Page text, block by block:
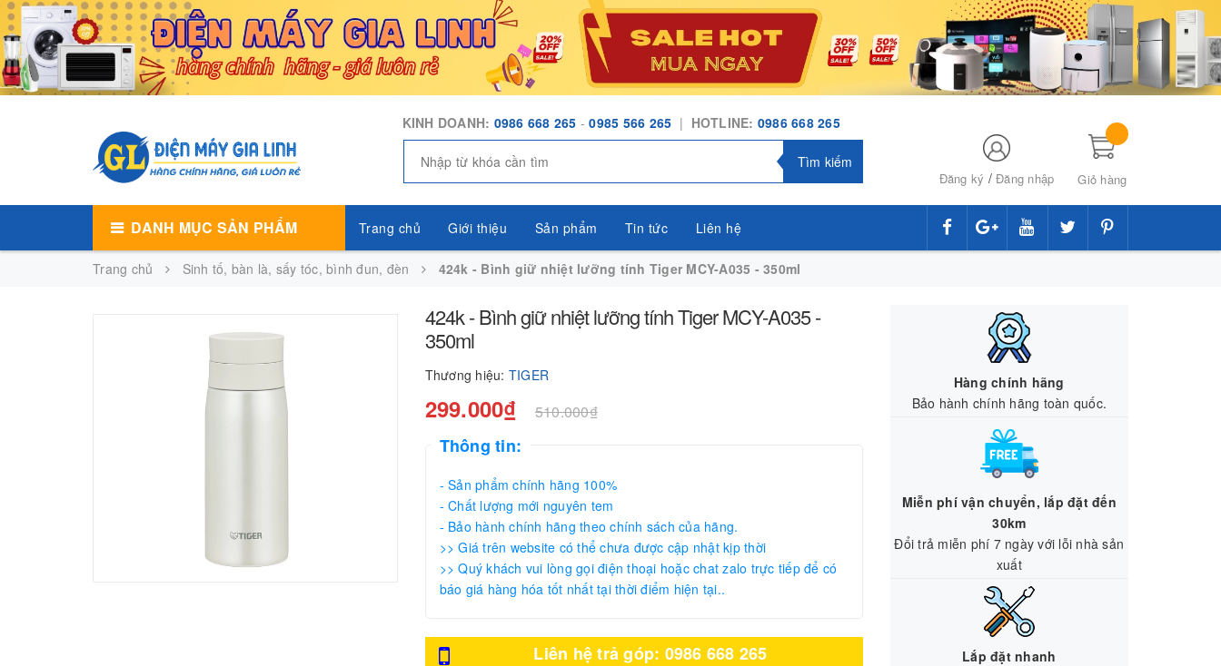
KINH DOANH: 0986 668 265 -0985 566 265 | HOTLINE: 0986 668 265
Tìm kiếm
Đăng ký /Đăng nhập Giỏ hàng
DANH MỤC SẢN PHẨM Trang chủ Giới thiệu Sản phẩm Tin tức Liên hệ
Trang chủ Sinh tố, bàn là, sấy tóc, bình đun, đèn 424k - Bình giữ nhiệt lưỡng tính Tiger MCY-A035 - 350ml
424k - Bình giữ nhiệt lưỡng tính Tiger MCY-A035 -
350ml
Thương hiệu: TIGER
299.000₫ 510.000₫
Thông tin:
- Sản phẩm chính hãng 100%
- Chất lượng mới nguyên tem
- Bảo hành chính hãng theo chính sách của hãng.
>> Giá trên website có thể chưa được cập nhật kịp thời
>> Quý khách vui lòng gọi điện thoại hoặc chat zalo trực tiếp để có
báo giá hàng hóa tốt nhất tại thời điểm hiện tại..
Liên hệ trả góp: 0986 668 265
Hàng chính hãng
Bảo hành chính hãng toàn quốc.
Miễn phí vận chuyển, lắp đặt đến
30km
Đổi trả miễn phí 7 ngày với lỗi nhà sản
xuất
Lắp đặt nhanh